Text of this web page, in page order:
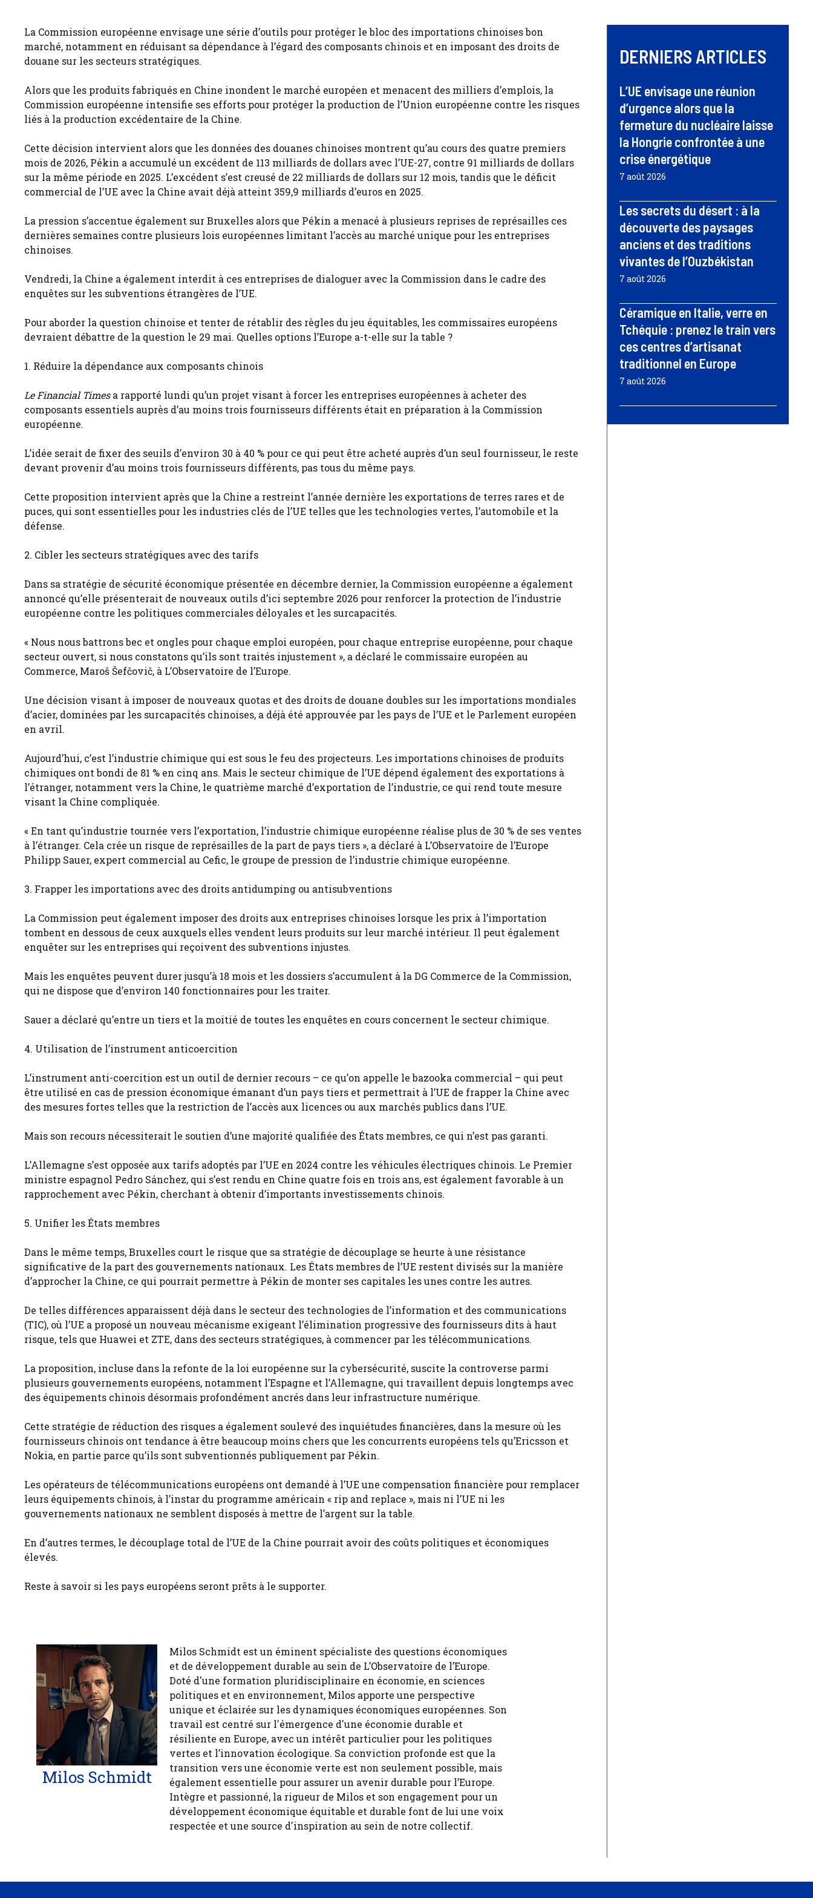
La Commission européenne envisage une série d’outils pour protéger le bloc des importations chinoises bon
marché, notamment en réduisant sa dépendance à l’égard des composants chinois et en imposant des droits de
douane sur les secteurs stratégiques.
Alors que les produits fabriqués en Chine inondent le marché européen et menacent des milliers d’emplois, la
Commission européenne intensifie ses efforts pour protéger la production de l’Union européenne contre les risques
liés à la production excédentaire de la Chine.
Cette décision intervient alors que les données des douanes chinoises montrent qu’au cours des quatre premiers
mois de 2026, Pékin a accumulé un excédent de 113 milliards de dollars avec l’UE-27, contre 91 milliards de dollars
sur la même période en 2025. L’excédent s’est creusé de 22 milliards de dollars sur 12 mois, tandis que le déficit
commercial de l’UE avec la Chine avait déjà atteint 359,9 milliards d’euros en 2025.
La pression s’accentue également sur Bruxelles alors que Pékin a menacé à plusieurs reprises de représailles ces
dernières semaines contre plusieurs lois européennes limitant l’accès au marché unique pour les entreprises
chinoises.
Vendredi, la Chine a également interdit à ces entreprises de dialoguer avec la Commission dans le cadre des
enquêtes sur les subventions étrangères de l’UE.
Pour aborder la question chinoise et tenter de rétablir des règles du jeu équitables, les commissaires européens
devraient débattre de la question le 29 mai. Quelles options l’Europe a-t-elle sur la table ?
1. Réduire la dépendance aux composants chinois
Le Financial Timesa rapporté lundi qu’un projet visant à forcer les entreprises européennes à acheter des
composants essentiels auprès d’au moins trois fournisseurs différents était en préparation à la Commission
européenne.
L’idée serait de fixer des seuils d’environ 30 à 40 % pour ce qui peut être acheté auprès d’un seul fournisseur, le reste
devant provenir d’au moins trois fournisseurs différents, pas tous du même pays.
Cette proposition intervient après que la Chine a restreint l’année dernière les exportations de terres rares et de
puces, qui sont essentielles pour les industries clés de l’UE telles que les technologies vertes, l’automobile et la
défense.
2. Cibler les secteurs stratégiques avec des tarifs
Dans sa stratégie de sécurité économique présentée en décembre dernier, la Commission européenne a également
annoncé qu’elle présenterait de nouveaux outils d’ici septembre 2026 pour renforcer la protection de l’industrie
européenne contre les politiques commerciales déloyales et les surcapacités.
« Nous nous battrons bec et ongles pour chaque emploi européen, pour chaque entreprise européenne, pour chaque
secteur ouvert, si nous constatons qu’ils sont traités injustement », a déclaré le commissaire européen au
Commerce, Maroš Šefčovič, à L’Observatoire de l’Europe.
Une décision visant à imposer de nouveaux quotas et des droits de douane doubles sur les importations mondiales
d’acier, dominées par les surcapacités chinoises, a déjà été approuvée par les pays de l’UE et le Parlement européen
en avril.
Aujourd’hui, c’est l’industrie chimique qui est sous le feu des projecteurs. Les importations chinoises de produits
chimiques ont bondi de 81 % en cinq ans. Mais le secteur chimique de l’UE dépend également des exportations à
l’étranger, notamment vers la Chine, le quatrième marché d’exportation de l’industrie, ce qui rend toute mesure
visant la Chine compliquée.
« En tant qu’industrie tournée vers l’exportation, l’industrie chimique européenne réalise plus de 30 % de ses ventes
à l’étranger. Cela crée un risque de représailles de la part de pays tiers », a déclaré à L’Observatoire de l’Europe
Philipp Sauer, expert commercial au Cefic, le groupe de pression de l’industrie chimique européenne.
3. Frapper les importations avec des droits antidumping ou antisubventions
La Commission peut également imposer des droits aux entreprises chinoises lorsque les prix à l’importation
tombent en dessous de ceux auxquels elles vendent leurs produits sur leur marché intérieur. Il peut également
enquêter sur les entreprises qui reçoivent des subventions injustes.
Mais les enquêtes peuvent durer jusqu’à 18 mois et les dossiers s’accumulent à la DG Commerce de la Commission,
qui ne dispose que d’environ 140 fonctionnaires pour les traiter.
Sauer a déclaré qu’entre un tiers et la moitié de toutes les enquêtes en cours concernent le secteur chimique.
4. Utilisation de l’instrument anticoercition
L’instrument anti-coercition est un outil de dernier recours – ce qu’on appelle le bazooka commercial – qui peut
être utilisé en cas de pression économique émanant d’un pays tiers et permettrait à l’UE de frapper la Chine avec
des mesures fortes telles que la restriction de l’accès aux licences ou aux marchés publics dans l’UE.
Mais son recours nécessiterait le soutien d’une majorité qualifiée des États membres, ce qui n’est pas garanti.
L’Allemagne s’est opposée aux tarifs adoptés par l’UE en 2024 contre les véhicules électriques chinois. Le Premier
ministre espagnol Pedro Sánchez, qui s’est rendu en Chine quatre fois en trois ans, est également favorable à un
rapprochement avec Pékin, cherchant à obtenir d’importants investissements chinois.
5. Unifier les États membres
Dans le même temps, Bruxelles court le risque que sa stratégie de découplage se heurte à une résistance
significative de la part des gouvernements nationaux. Les États membres de l’UE restent divisés sur la manière
d’approcher la Chine, ce qui pourrait permettre à Pékin de monter ses capitales les unes contre les autres.
De telles différences apparaissent déjà dans le secteur des technologies de l’information et des communications
(TIC), où l’UE a proposé un nouveau mécanisme exigeant l’élimination progressive des fournisseurs dits à haut
risque, tels que Huawei et ZTE, dans des secteurs stratégiques, à commencer par les télécommunications.
La proposition, incluse dans la refonte de la loi européenne sur la cybersécurité, suscite la controverse parmi
plusieurs gouvernements européens, notamment l’Espagne et l’Allemagne, qui travaillent depuis longtemps avec
des équipements chinois désormais profondément ancrés dans leur infrastructure numérique.
Cette stratégie de réduction des risques a également soulevé des inquiétudes financières, dans la mesure où les
fournisseurs chinois ont tendance à être beaucoup moins chers que les concurrents européens tels qu’Ericsson et
Nokia, en partie parce qu’ils sont subventionnés publiquement par Pékin.
Les opérateurs de télécommunications européens ont demandé à l’UE une compensation financière pour remplacer
leurs équipements chinois, à l’instar du programme américain « rip and replace », mais ni l’UE ni les
gouvernements nationaux ne semblent disposés à mettre de l’argent sur la table.
En d’autres termes, le découplage total de l’UE de la Chine pourrait avoir des coûts politiques et économiques
élevés.
Reste à savoir si les pays européens seront prêts à le supporter.
Milos Schmidt
Milos Schmidt est un éminent spécialiste des questions économiques
et de développement durable au sein de L’Observatoire de l’Europe.
Doté d'une formation pluridisciplinaire en économie, en sciences
politiques et en environnement, Milos apporte une perspective
unique et éclairée sur les dynamiques économiques européennes. Son
travail est centré sur l'émergence d'une économie durable et
résiliente en Europe, avec un intérêt particulier pour les politiques
vertes et l’innovation écologique. Sa conviction profonde est que la
transition vers une économie verte est non seulement possible, mais
également essentielle pour assurer un avenir durable pour l’Europe.
Intègre et passionné, la rigueur de Milos et son engagement pour un
développement économique équitable et durable font de lui une voix
respectée et une source d'inspiration au sein de notre collectif.
DERNIERS ARTICLES
L’UE envisage une réunion
d’urgence alors que la
fermeture du nucléaire laisse
la Hongrie confrontée à une
crise énergétique
7 août 2026
Les secrets du désert : à la
découverte des paysages
anciens et des traditions
vivantes de l’Ouzbékistan
7 août 2026
Céramique en Italie, verre en
Tchéquie : prenez le train vers
ces centres d’artisanat
traditionnel en Europe
7 août 2026